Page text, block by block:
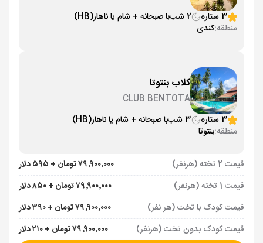
3 ستاره
2 شب با صبحانه + شام یا ناهار(HB)
منطقه:کندی
کلاب بنتوتا
CLUB BENTOTA
3 ستاره
3 شب با صبحانه + شام یا ناهار(HB)
منطقه:بنتوتا
قیمت 2 تخته (هرنفر)
۷۹٬۹۰۰٬۰۰۰ تومان + ۵۹۵ دلار
قیمت 1 تخته (هرنفر)
۷۹٬۹۰۰٬۰۰۰ تومان + ۸۵۰ دلار
قیمت کودک با تخت (هر نفر)
۷۹٬۹۰۰٬۰۰۰ تومان + ۳۹۰ دلار
قیمت کودک بدون تخت (هرنفر)
۷۹٬۹۰۰٬۰۰۰ تومان + ۲۱۰ دلار